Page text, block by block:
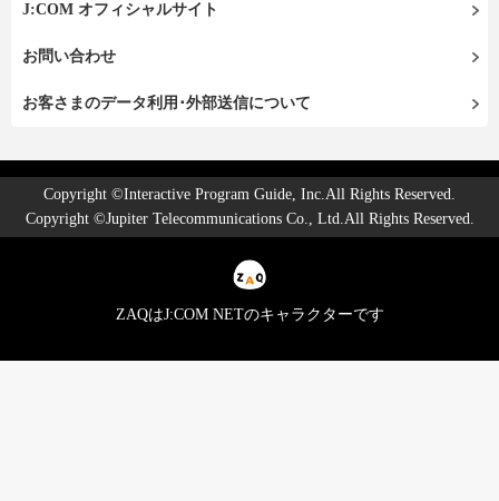
J:COM オフィシャルサイト
お問い合わせ
お客さまのデータ利用･外部送信について
Copyright ©Interactive Program Guide, Inc.All Rights Reserved.
Copyright ©Jupiter Telecommunications Co., Ltd.All Rights Reserved.
ZAQはJ:COM NETのキャラクターです